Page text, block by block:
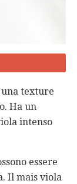
texture
Ha un
intenso
essere
Il mais viola